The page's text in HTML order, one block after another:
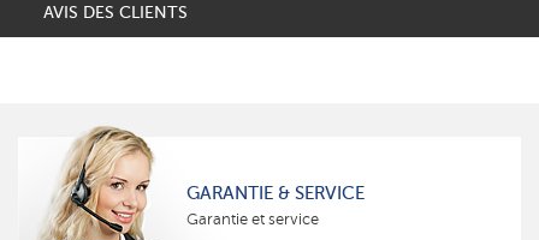
AVIS DES CLIENTS
GARANTIE & SERVICE
Garantie et service